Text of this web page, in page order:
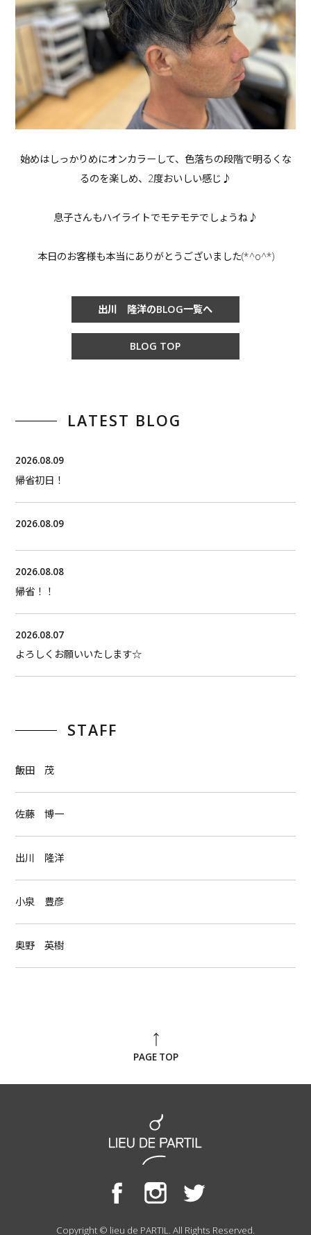
始めはしっかりめにオンカラーして、色落ちの段階で明るくな
るのを楽しめ、2度おいしい感じ♪
息子さんもハイライトでモテモテでしょうね♪
本日のお客様も本当にありがとうございました(*^o^*)
出川 隆洋のBLOG一覧へ
BLOG TOP
LATEST BLOG
2026.08.09
帰省初日！
2026.08.09
2026.08.08
帰省！！
2026.08.07
よろしくお願いいたします☆
STAFF
飯田 茂
佐藤 博一
出川 隆洋
小泉 豊彦
奥野 英樹
PAGE TOP
Copyright © lieu de PARTIL. All Rights Reserved.